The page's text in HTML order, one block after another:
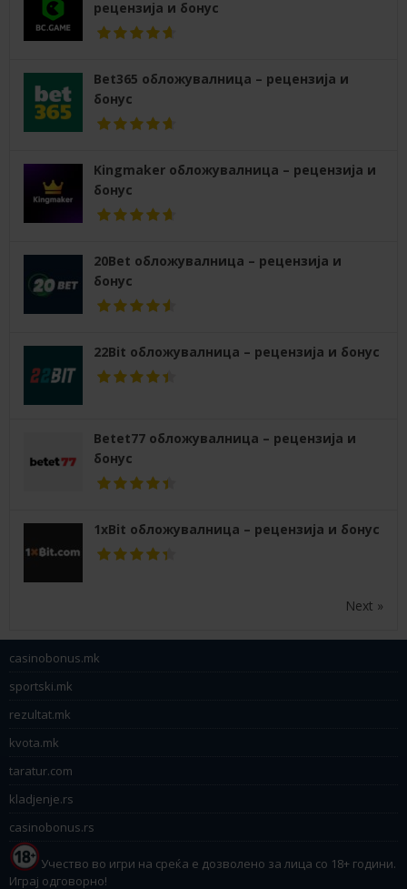
рецензија и бонус
Bet365 обложувалница – рецензија и
бонус
Kingmaker обложувалница – рецензија и
бонус
20Bet обложувалница – рецензија и
бонус
22Bit обложувалница – рецензија и бонус
Betet77 обложувалница – рецензија и
бонус
1xBit обложувалница – рецензија и бонус
Next »
casinobonus.mk
sportski.mk
rezultat.mk
kvota.mk
taratur.com
kladjenje.rs
casinobonus.rs
Учество во игри на среќа е дозволено за лица со 18+ години.
Играј одговорно!